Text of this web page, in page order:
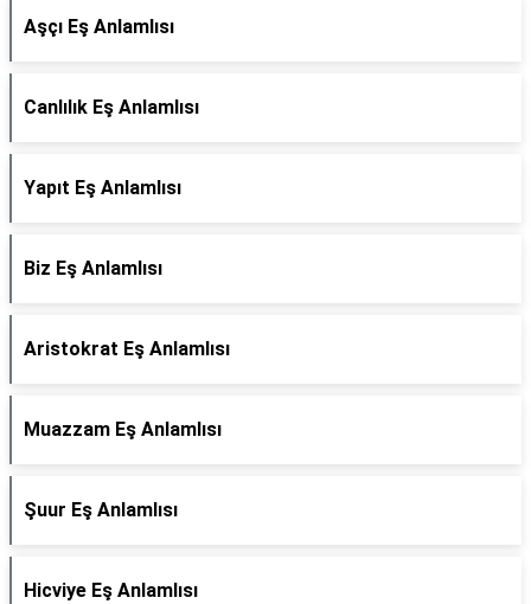
Aşçı Eş Anlamlısı
Canlılık Eş Anlamlısı
Yapıt Eş Anlamlısı
Biz Eş Anlamlısı
Aristokrat Eş Anlamlısı
Muazzam Eş Anlamlısı
Şuur Eş Anlamlısı
Hicviye Eş Anlamlısı